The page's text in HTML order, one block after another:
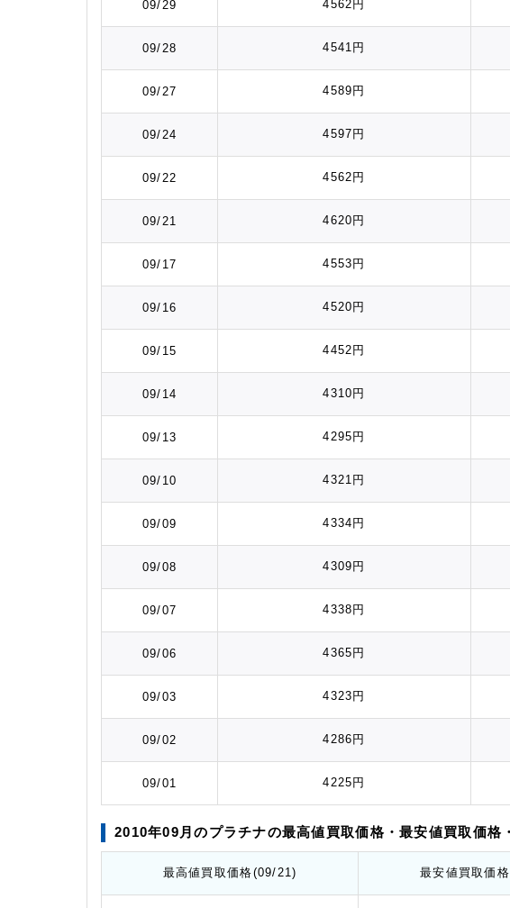
09/29 4562円
09/28 4541円
09/27 4589円
09/24 4597円
09/22 4562円
09/21 4620円
09/17 4553円
09/16 4520円
09/15 4452円
09/14 4310円
09/13 4295円
09/10 4321円
09/09 4334円
09/08 4309円
09/07 4338円
09/06 4365円
09/03 4323円
09/02 4286円
09/01 4225円
2010年09月のプラチナの最高値買取価格・最安値買取価格
最高値買取価格(09/21) 最安値買取価格